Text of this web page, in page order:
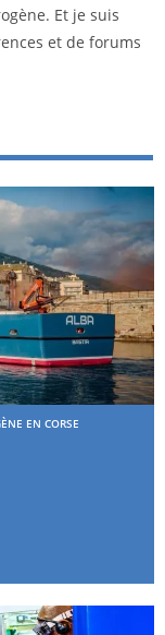
Et je suis
et de forums
EN CORSE